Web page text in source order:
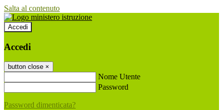
Salta al contenuto
Accedi
Accedi
button close ×
Nome Utente
Password
Password dimenticata?